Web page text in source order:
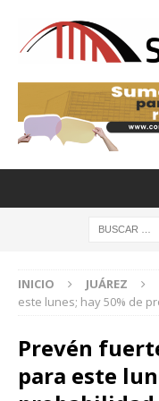
INICIO JUÁREZ
este lunes; hay 50% de
Prevén
para este